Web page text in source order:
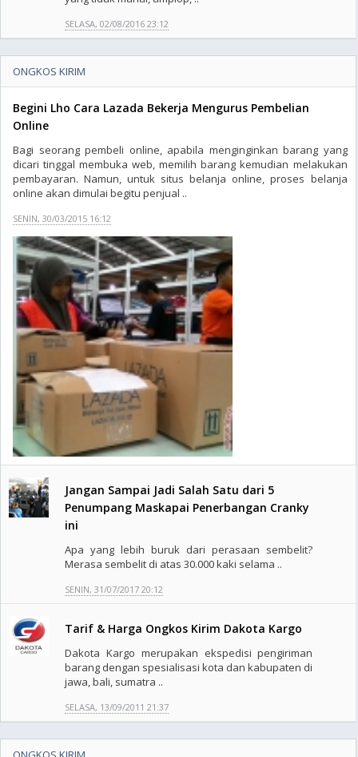
SELASA, 02/08/2016 23:12
ONGKOS KIRIM
Begini Lho Cara Lazada Bekerja Mengurus Pembelian
Online
Bagi seorang pembeli online, apabila menginginkan barang yang
dicari tinggal membuka web, memilih barang kemudian melakukan
pembayaran. Namun, untuk situs belanja online, proses belanja
online akan dimulai begitu penjual ..
SENIN, 30/03/2015 16:12
Jangan Sampai Jadi Salah Satu dari 5
Penumpang Maskapai Penerbangan Cranky
ini
Apa yang lebih buruk dari perasaan sembelit?
Merasa sembelit di atas 30.000 kaki selama ..
SENIN, 31/07/2017 20:12
Tarif & Harga Ongkos Kirim Dakota Kargo
Dakota Kargo merupakan ekspedisi pengiriman
barang dengan spesialisasi kota dan kabupaten di
jawa, bali, sumatra ..
SELASA, 13/09/2011 21:37